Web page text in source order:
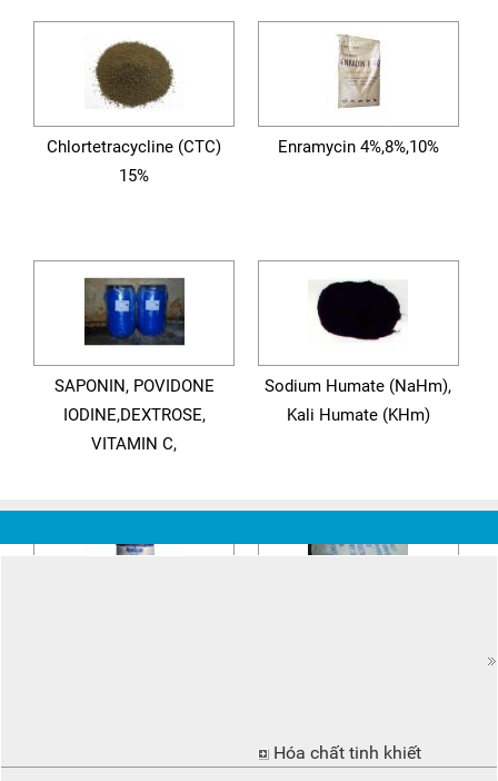
Chlortetracycline (CTC)
15%
Enramycin 4%,8%,10%
SAPONIN, POVIDONE
IODINE,DEXTROSE,
VITAMIN C,
Sodium Humate (NaHm),
Kali Humate (KHm)
DANH MỤC
Hóa chất tinh khiết